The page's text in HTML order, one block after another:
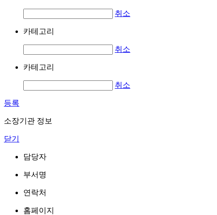
취소
카테고리
취소
카테고리
취소
등록
소장기관 정보
닫기
담당자
부서명
연락처
홈페이지